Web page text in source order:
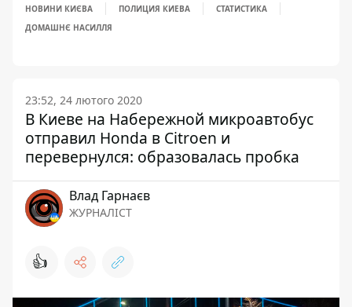
НОВИНИ КИЄВА ПОЛИЦИЯ КИЕВА
СТАТИСТИКА
ДОМАШНЄ НАСИЛЛЯ
23:52, 24 лютого 2020
В Киеве на Набережной микроавтобус
отправил Honda в Citroen и
перевернулся: образовалась пробка
Влад Гарнаєв
ЖУРНАЛІСТ
👍